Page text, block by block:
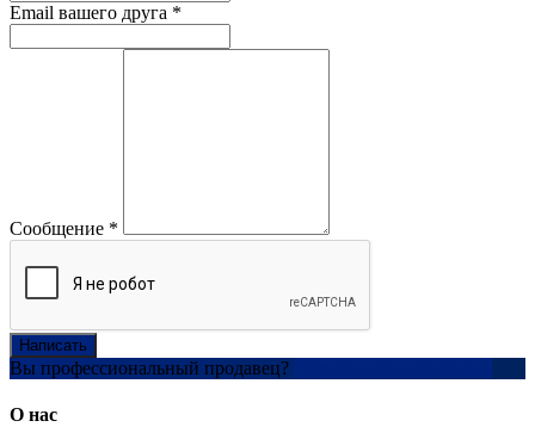
Email вашего друга *
Сообщение *
Написать
Вы профессиональный продавец?
О нас